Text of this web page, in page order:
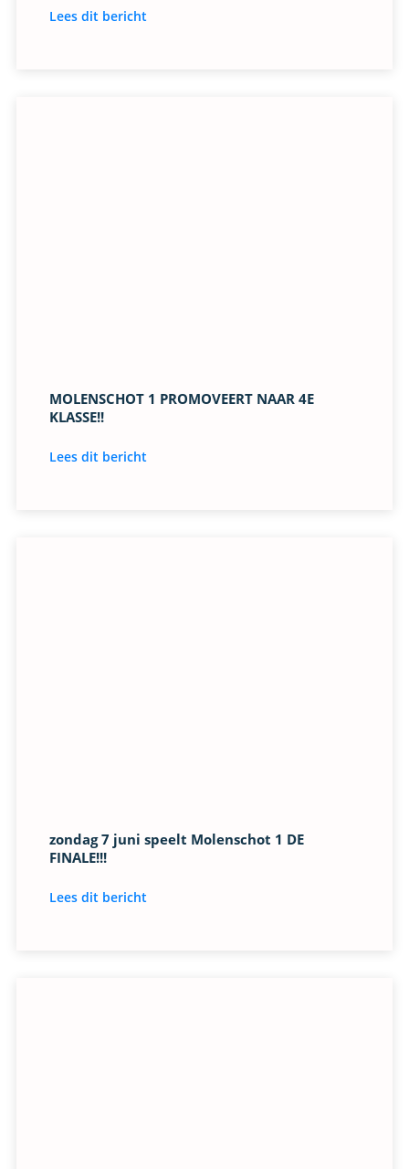
Lees dit bericht
MOLENSCHOT 1 PROMOVEERT NAAR 4E
KLASSE!!
Lees dit bericht
zondag 7 juni speelt Molenschot 1 DE
FINALE!!!
Lees dit bericht